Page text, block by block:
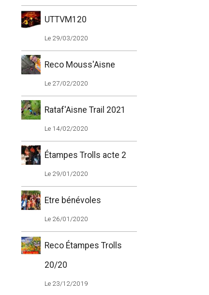
UTTVM120
Le 29/03/2020
Reco Mouss'Aisne
Le 27/02/2020
Rataf'Aisne Trail 2021
Le 14/02/2020
Étampes Trolls acte 2
Le 29/01/2020
Etre bénévoles
Le 26/01/2020
Reco Étampes Trolls
20/20
Le 23/12/2019